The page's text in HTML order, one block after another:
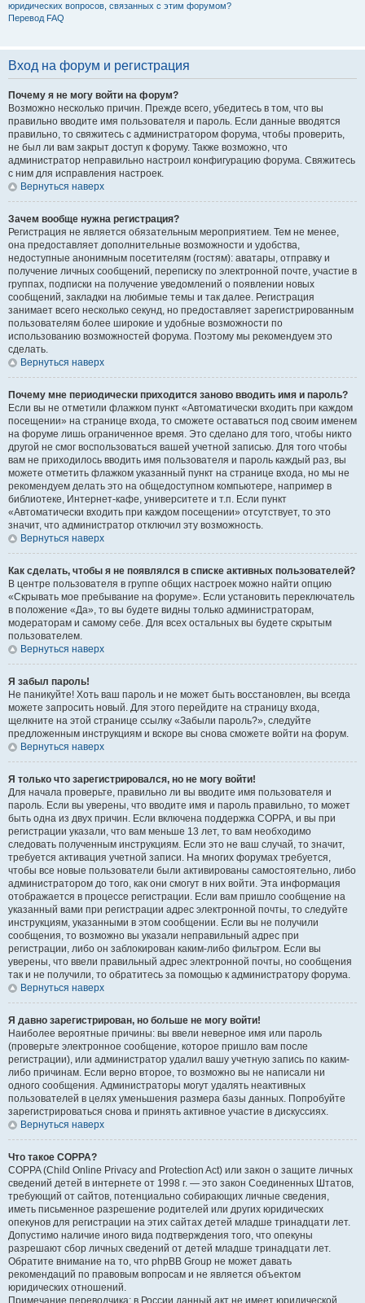
юридических вопросов, связанных с этим форумом?
Перевод FAQ
Вход на форум и регистрация
Почему я не могу войти на форум?
Возможно несколько причин. Прежде всего, убедитесь в том, что вы
правильно вводите имя пользователя и пароль. Если данные вводятся
правильно, то свяжитесь с администратором форума, чтобы проверить,
не был ли вам закрыт доступ к форуму. Также возможно, что
администратор неправильно настроил конфигурацию форума. Свяжитесь
с ним для исправления настроек.
Вернуться наверх
Зачем вообще нужна регистрация?
Регистрация не является обязательным мероприятием. Тем не менее,
она предоставляет дополнительные возможности и удобства,
недоступные анонимным посетителям (гостям): аватары, отправку и
получение личных сообщений, переписку по электронной почте, участие в
группах, подписки на получение уведомлений о появлении новых
сообщений, закладки на любимые темы и так далее. Регистрация
занимает всего несколько секунд, но предоставляет зарегистрированным
пользователям более широкие и удобные возможности по
использованию возможностей форума. Поэтому мы рекомендуем это
сделать.
Вернуться наверх
Почему мне периодически приходится заново вводить имя и пароль?
Если вы не отметили флажком пункт «Автоматически входить при каждом
посещении» на странице входа, то сможете оставаться под своим именем
на форуме лишь ограниченное время. Это сделано для того, чтобы никто
другой не смог воспользоваться вашей учетной записью. Для того чтобы
вам не приходилось вводить имя пользователя и пароль каждый раз, вы
можете отметить флажком указанный пункт на странице входа, но мы не
рекомендуем делать это на общедоступном компьютере, например в
библиотеке, Интернет-кафе, университете и т.п. Если пункт
«Автоматически входить при каждом посещении» отсутствует, то это
значит, что администратор отключил эту возможность.
Вернуться наверх
Как сделать, чтобы я не появлялся в списке активных пользователей?
В центре пользователя в группе общих настроек можно найти опцию
«Скрывать мое пребывание на форуме». Если установить переключатель
в положение «Да», то вы будете видны только администраторам,
модераторам и самому себе. Для всех остальных вы будете скрытым
пользователем.
Вернуться наверх
Я забыл пароль!
Не паникуйте! Хоть ваш пароль и не может быть восстановлен, вы всегда
можете запросить новый. Для этого перейдите на страницу входа,
щелкните на этой странице ссылку «Забыли пароль?», следуйте
предложенным инструкциям и вскоре вы снова сможете войти на форум.
Вернуться наверх
Я только что зарегистрировался, но не могу войти!
Для начала проверьте, правильно ли вы вводите имя пользователя и
пароль. Если вы уверены, что вводите имя и пароль правильно, то может
быть одна из двух причин. Если включена поддержка COPPA, и вы при
регистрации указали, что вам меньше 13 лет, то вам необходимо
следовать полученным инструкциям. Если это не ваш случай, то значит,
требуется активация учетной записи. На многих форумах требуется,
чтобы все новые пользователи были активированы самостоятельно, либо
администратором до того, как они смогут в них войти. Эта информация
отображается в процессе регистрации. Если вам пришло сообщение на
указанный вами при регистрации адрес электронной почты, то следуйте
инструкциям, указанными в этом сообщении. Если вы не получили
сообщения, то возможно вы указали неправильный адрес при
регистрации, либо он заблокирован каким-либо фильтром. Если вы
уверены, что ввели правильный адрес электронной почты, но сообщения
так и не получили, то обратитесь за помощью к администратору форума.
Вернуться наверх
Я давно зарегистрирован, но больше не могу войти!
Наиболее вероятные причины: вы ввели неверное имя или пароль
(проверьте электронное сообщение, которое пришло вам после
регистрации), или администратор удалил вашу учетную запись по каким-
либо причинам. Если верно второе, то возможно вы не написали ни
одного сообщения. Администраторы могут удалять неактивных
пользователей в целях уменьшения размера базы данных. Попробуйте
зарегистрироваться снова и принять активное участие в дискуссиях.
Вернуться наверх
Что такое COPPA?
COPPA (Child Online Privacy and Protection Act) или закон о защите личных
сведений детей в интернете от 1998 г. — это закон Соединенных Штатов,
требующий от сайтов, потенциально собирающих личные сведения,
иметь письменное разрешение родителей или других юридических
опекунов для регистрации на этих сайтах детей младше тринадцати лет.
Допустимо наличие иного вида подтверждения того, что опекуны
разрешают сбор личных сведений от детей младше тринадцати лет.
Обратите внимание на то, что phpBB Group не может давать
рекомендаций по правовым вопросам и не является объектом
юридических отношений.
Примечание переводчика: в России данный акт не имеет юридической